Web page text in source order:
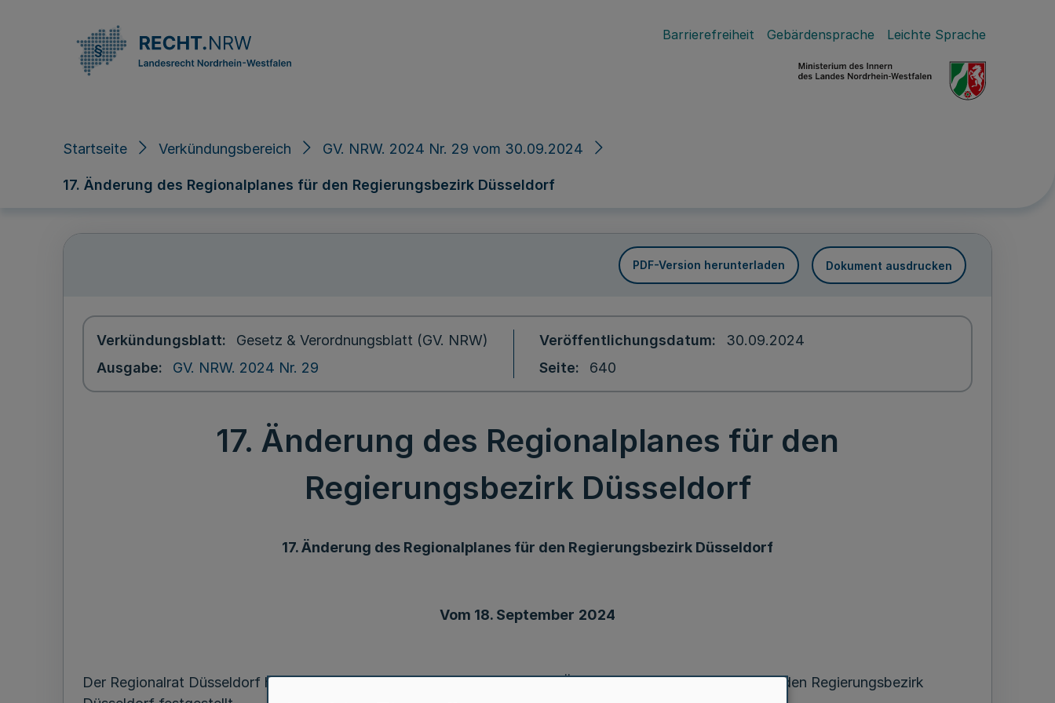
Barrierefreiheit Gebärdensprache Leichte Sprache
Startseite Verkündungsbereich GV. NRW. 2024 Nr. 29 vom 30.09.2024
17. Änderung des Regionalplanes für den Regierungsbezirk Düsseldorf
PDF-Version herunterladen Dokument ausdrucken
Verkündungsblatt
Gesetz & Verordnungsblatt (GV. NRW)
Ausgabe
GV. NRW. 2024 Nr. 29
Veröffentlichungsdatum
30.09.2024
Seite
640
17. Änderung des Regionalplanes für den
Regierungsbezirk Düsseldorf
17. Änderung des Regionalplanes für den Regierungsbezirk Düsseldorf
Vom 18. September 2024
Der Regionalrat Düsseldorf hat in seiner Sitzung am 20. Juni 2024 die 17. Änderung des Regionalplanes für den Regierungsbezirk